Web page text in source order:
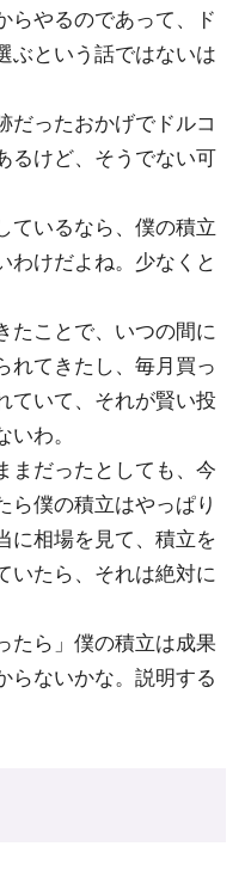
らやるのであって、ド
ぶという話ではないは
だったおかげでドルコ
るけど、そうでない可
ているなら、僕の積立
わけだよね。少なくと
たことで、いつの間に
れてきたし、毎月買っ
ていて、それが賢い投
わ。
まだったとしても、今
ら僕の積立はやっぱり
に相場を見て、積立を
いたら、それは絶対に
たら」僕の積立は成果
らないかな。説明する